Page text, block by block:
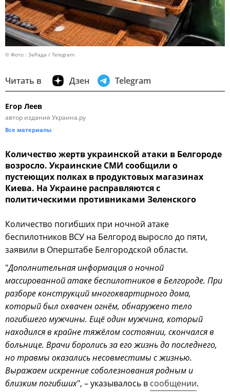
© Фото : ЗеРада / Telegram
Читать в Дзен Telegram
Егор Леев
автор издания Украина.ру
Все материалы
Количество жертв украинской атаки в Белгороде
возросло. Украинские СМИ сообщили о
пустеющих полках в продуктовых магазинах
Киева. На Украине расправляются с
политическими противниками Зеленского
Количество погибших при ночной атаке
беспилотников ВСУ на Белгород выросло до пяти,
заявили в Оперштабе Белгородской области.
"Дополнительная информация о ночной
массированной атаке беспилотников в Белгороде. При
разборе конструкций многоквартирного дома,
который был охвачен огнём, обнаружено тело
погибшего мужчины. Ещё один мужчина, который
находился в крайне тяжёлом состоянии, скончался в
больнице. Врачи боролись за его жизнь до последнего,
но травмы оказались несовместимы с жизнью.
Выражаем искренние соболезнования родным и
близким погибших", – указывалось в сообщении.